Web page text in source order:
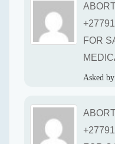
FOR
Asked